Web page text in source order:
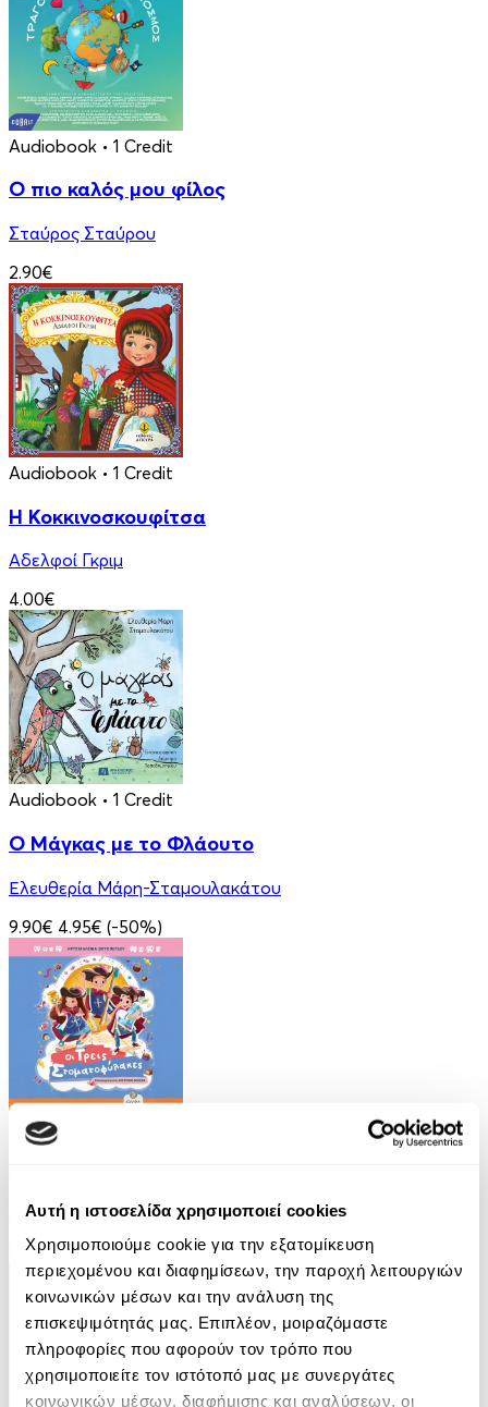
Αυτή η ιστοσελίδα χρησιμοποιεί cookies
Χρησιμοποιούμε cookie για την εξατομίκευση
περιεχομένου και διαφημίσεων, την παροχή λειτουργιών
κοινωνικών μέσων και την ανάλυση της
επισκεψιμότητάς μας. Επιπλέον, μοιραζόμαστε
πληροφορίες που αφορούν τον τρόπο που
χρησιμοποιείτε τον ιστότοπό μας με συνεργάτες
κοινωνικών μέσων, διαφήμισης και αναλύσεων, οι
Audiobook • 1 Credit
Ο πιο καλός μου φίλος
Σταύρος Σταύρου
2.90€
Audiobook • 1 Credit
Η Κοκκινοσκουφίτσα
Αδελφοί Γκριμ
4.00€
Audiobook • 1 Credit
Ο Μάγκας με το Φλάουτο
Ελευθερία Μάρη-Σταμουλακάτου
9.90€ 4.95€ (-50%)
Audiobook
Κρυσταλλένια Βιγγοπούλου
13.50€ 6.75€ (-50%)